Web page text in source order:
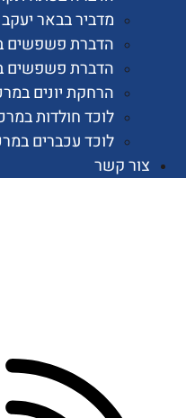
מדביר בבאר יעקב
הדברת פשפשים ברמת גן
הדברת פשפשים בתל אביב
הרחקת יונים במרכז
לוכד חולדות במרכז
לוכד עכברים במרכז